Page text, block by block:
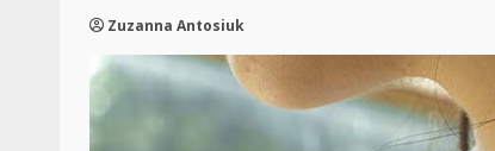
Zuzanna Antosiuk